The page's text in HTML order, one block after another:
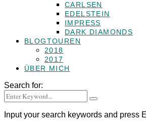
CARLSEN
EDELSTEIN
IMPRESS
DARK DIAMONDS
BLOGTOUREN
2018
2017
ÜBER MICH
Search for:
Input your search keywords and press